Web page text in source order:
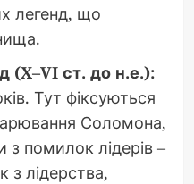
легенд, що
(X–VI ст. до н.е.):
Тут фіксуються
Соломона,
з помилок лідерів –
з лідерства,